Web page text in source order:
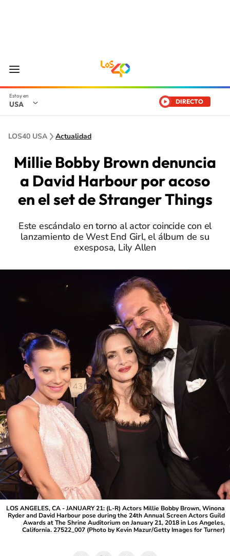
USA DIRECTO
LOS40 USA Actualidad
Millie Bobby Brown denuncia
a David Harbour por acoso
en el set de Stranger Things
Este escándalo en torno al actor coincide con el
lanzamiento de West End Girl, el álbum de su
exesposa, Lily Allen
LOS ANGELES, CA - JANUARY 21: (L-R) Actors Millie Bobby Brown, Winona
Ryder and David Harbour pose during the 24th Annual Screen Actors Guild
Awards at The Shrine Auditorium on January 21, 2018 in Los Angeles,
California. 27522_007 (Photo by Kevin Mazur/Getty Images for Turner)